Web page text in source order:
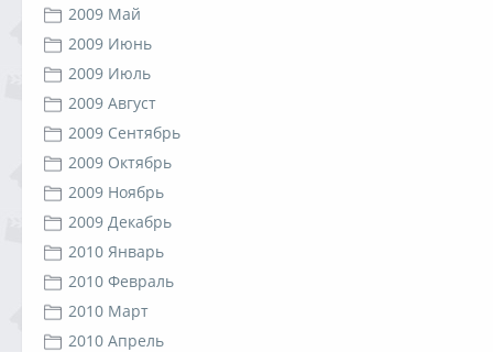
2009 Май
2009 Июнь
2009 Июль
2009 Август
2009 Сентябрь
2009 Октябрь
2009 Ноябрь
2009 Декабрь
2010 Январь
2010 Февраль
2010 Март
2010 Апрель